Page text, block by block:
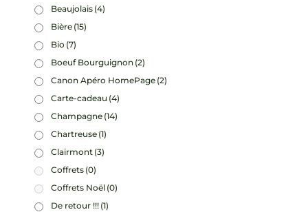
Beaujolais (4)
Bière (15)
Bio (7)
Boeuf Bourguignon (2)
Canon Apéro HomePage (2)
Carte-cadeau (4)
Champagne (14)
Chartreuse (1)
Clairmont (3)
Coffrets (0)
Coffrets Noël (0)
De retour !!! (1)